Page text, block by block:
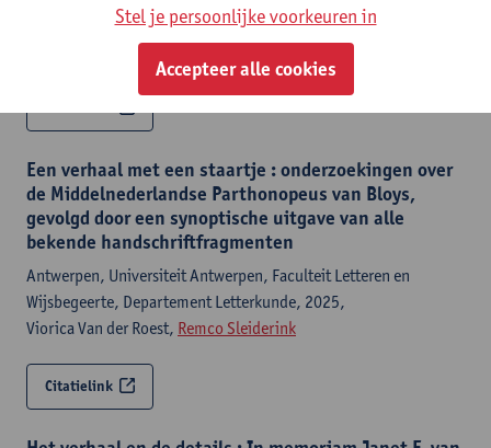
De literaire canon
Remco Sleiderink
Een verhaal met een staartje : onderzoekingen over
de Middelnederlandse Parthonopeus van Bloys,
gevolgd door een synoptische uitgave van alle
bekende handschriftfragmenten
Antwerpen, Universiteit Antwerpen, Faculteit Letteren en
Wijsbegeerte, Departement Letterkunde, 2025,
Viorica Van der Roest, Remco Sleiderink
Citatielink
Stel je persoonlijke voorkeuren in
Accepteer alle cookies